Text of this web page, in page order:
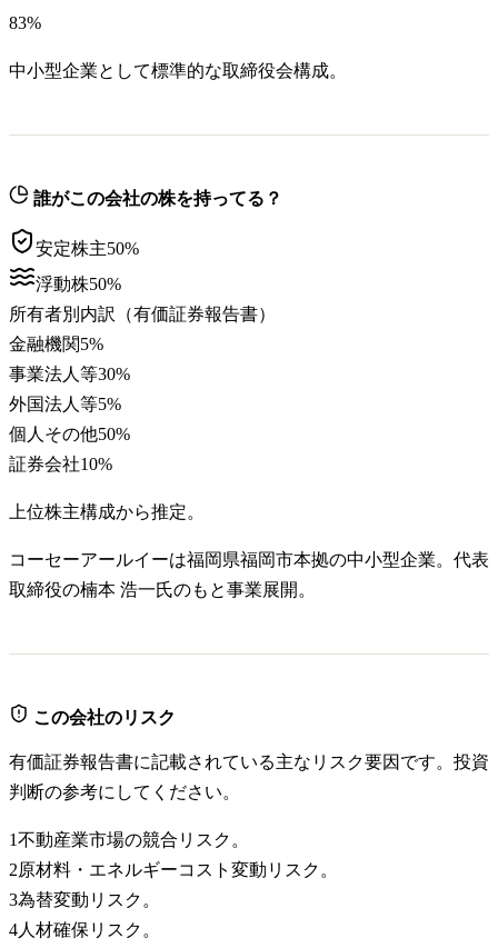
83%
中小型企業として標準的な取締役会構成。
誰がこの会社の株を持ってる？
安定株主50%
浮動株50%
所有者別内訳（有価証券報告書）
金融機関5%
事業法人等30%
外国法人等5%
個人その他50%
証券会社10%
上位株主構成から推定。
コーセーアールイーは福岡県福岡市本拠の中小型企業。代表
取締役の楠本 浩一氏のもと事業展開。
この会社のリスク
有価証券報告書に記載されている主なリスク要因です。投資
判断の参考にしてください。
1不動産業市場の競合リスク。
2原材料・エネルギーコスト変動リスク。
3為替変動リスク。
4人材確保リスク。